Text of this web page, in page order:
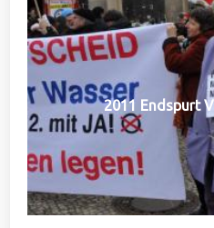
2011 Endspurt